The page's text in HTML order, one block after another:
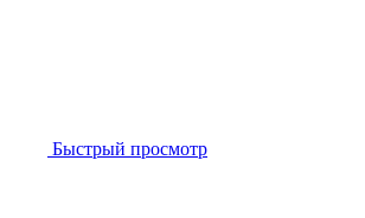
Быстрый просмотр